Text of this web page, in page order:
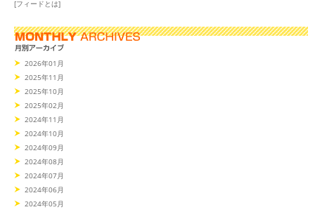
[フィードとは]
2026年01月
2025年11月
2025年10月
2025年02月
2024年11月
2024年10月
2024年09月
2024年08月
2024年07月
2024年06月
2024年05月